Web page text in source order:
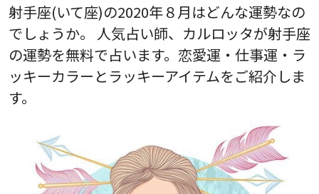
射手座(いて座)の2020年８月はどんな運勢なの
でしょうか。 人気占い師、カルロッタが射手座
の運勢を無料で占います。恋愛運・仕事運・ラ
ッキーカラーとラッキーアイテムをご紹介しま
す。